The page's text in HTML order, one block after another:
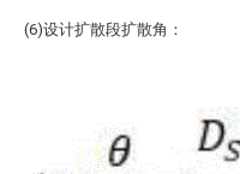
(6)设计扩散段扩散角：